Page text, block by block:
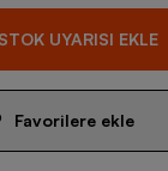
STOK UYARISI EKLE
Favorilere ekle